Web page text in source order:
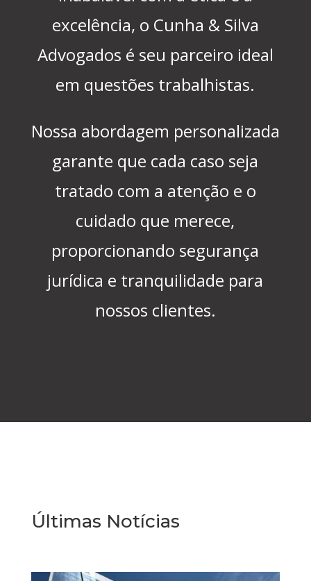
excelência, o Cunha & Silva
Advogados é seu parceiro ideal
em questões trabalhistas.
Nossa abordagem personalizada
garante que cada caso seja
tratado com a atenção e o
cuidado que merece,
proporcionando segurança
jurídica e tranquilidade para
nossos clientes.
Últimas Notícias